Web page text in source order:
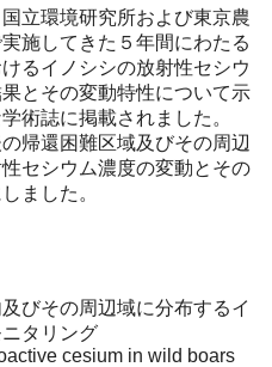
立環境研究所および東京農
施してきた５年間にわたる
るイノシシの放射性セシウ
とその変動特性について示
術誌に掲載されました。
帰還困難区域及びその周辺
セシウム濃度の変動とその
ました。
びその周辺域に分布するイ
タリング
cesium in wild boars